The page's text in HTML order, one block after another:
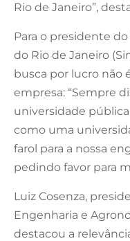
Rio de Janeiro”,
Para o presidente
do Rio de Janeiro
busca por lucro não
empresa: “Sempre
universidade
como uma
farol para a nossa
pedindo favor para
Luiz Cosenza,
Engenharia e
destacou a